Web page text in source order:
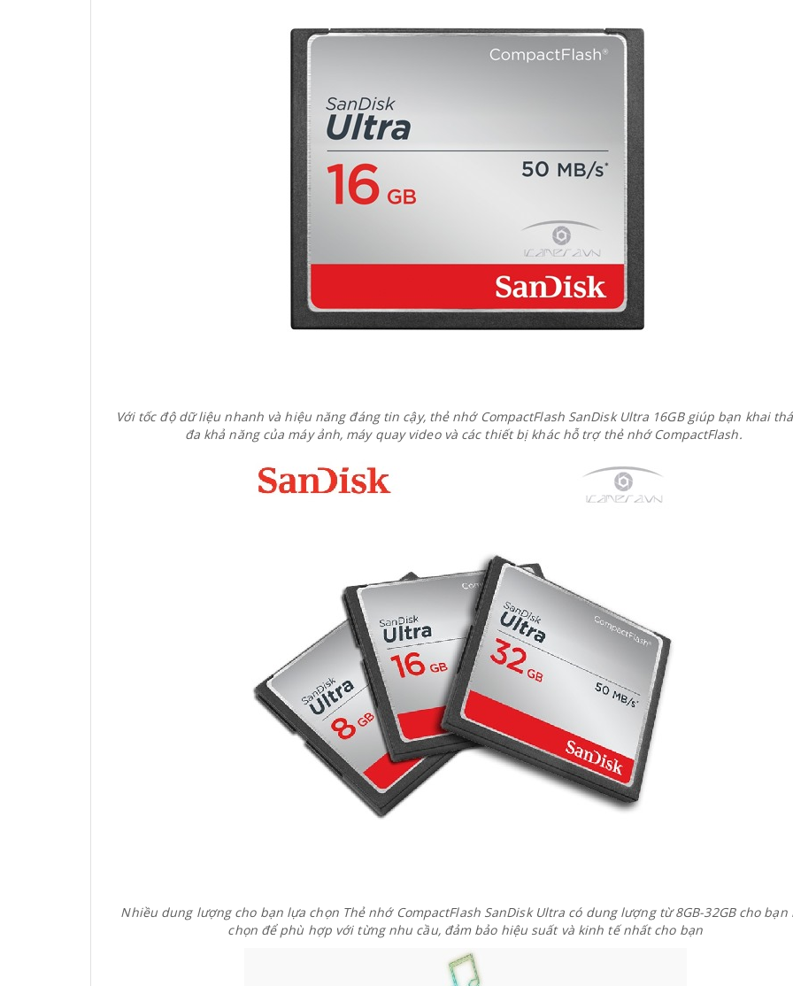
Với tốc độ dữ liệu nhanh và hiệu năng đáng tin cậy, thẻ nhớ CompactFlash SanDisk Ultra 16GB giúp bạn khai
đa khả năng của máy ảnh, máy quay video và các thiết bị khác hỗ trợ thẻ nhớ CompactFlash.
Nhiều dung lượng cho bạn lựa chọnThẻ nhớ CompactFlash SanDisk Ultra có dung lượng từ 8GB-32GB cho bạn
chọn để phù hợp với từng nhu cầu, đảm bảo hiệu suất và kinh tế nhất cho bạn